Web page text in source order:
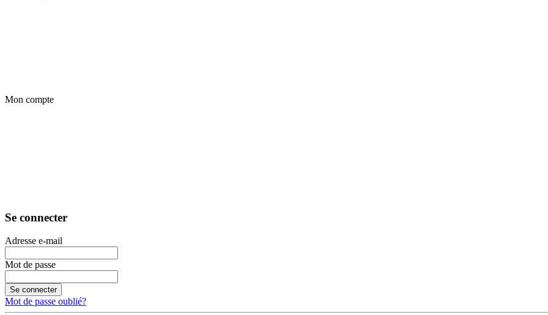
Mon compte
Se connecter
Adresse e-mail
Mot de passe
Se connecter
Mot de passe oublié?